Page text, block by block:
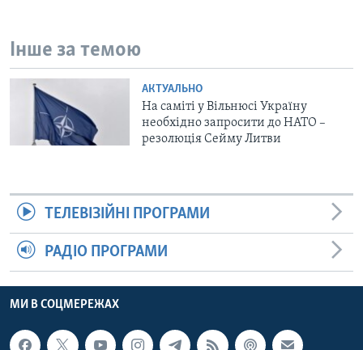
Інше за темою
АКТУАЛЬНО
На саміті у Вільнюсі Україну
необхідно запросити до НАТО –
резолюція Сейму Литви
ТЕЛЕВІЗІЙНІ ПРОГРАМИ
РАДІО ПРОГРАМИ
МИ В СОЦМЕРЕЖАХ